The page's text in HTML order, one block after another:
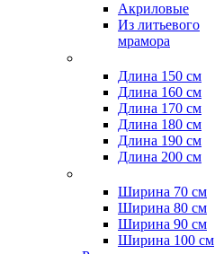
Акриловые
Из литьевого
мрамора
Длина 150 см
Длина 160 см
Длина 170 см
Длина 180 см
Длина 190 см
Длина 200 см
Ширина 70 см
Ширина 80 см
Ширина 90 см
Ширина 100 см